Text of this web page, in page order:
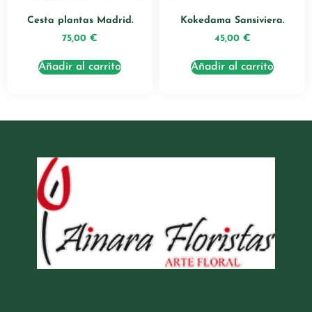
Cesta plantas Madrid.
75,00 €
Añadir al carrito
Kokedama Sansiviera.
45,00 €
Añadir al carrito